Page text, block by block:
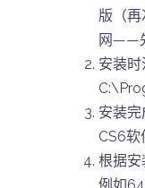
版（
网——
安装时
安装
CS6软
根据安